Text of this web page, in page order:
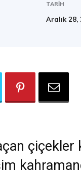
TARIH
Aralık 28,